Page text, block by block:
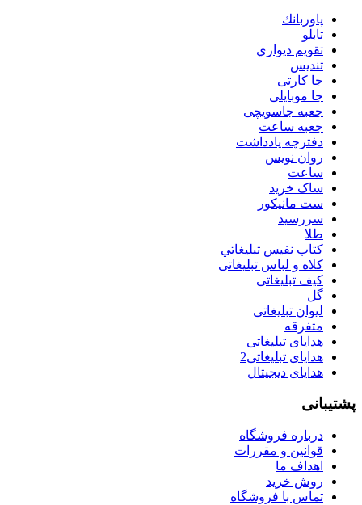
پاوربانك
تابلو
تقويم ديواري
تنديس
جا کارتی
جا موبایلی
جعبه جاسویچی
جعبه ساعت
دفترچه یادداشت
روان نويس
ساعت
ساک خرید
ست مانيكور
سررسید
طلا
كتاب نفيس تبليغاتي
کلاه و لباس تبلیغاتی
کیف تبلیغاتی
گل
لیوان تبلیغاتی
متفرقه
هدایای تبلیغاتی
هدایای تبلیغاتی2
هدایای دیجیتال
پشتیبانی
درباره فروشگاه
قوانین و مقررات
اهداف ما
روش خرید
تماس با فروشگاه